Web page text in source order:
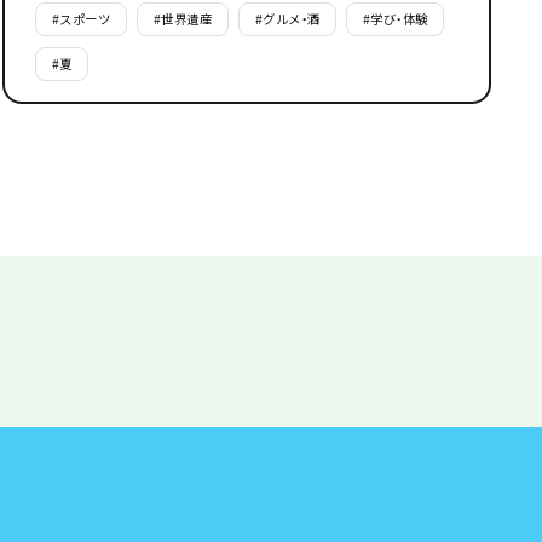
#スポーツ #世界遺産 #グルメ・酒 #学び・体験
#夏